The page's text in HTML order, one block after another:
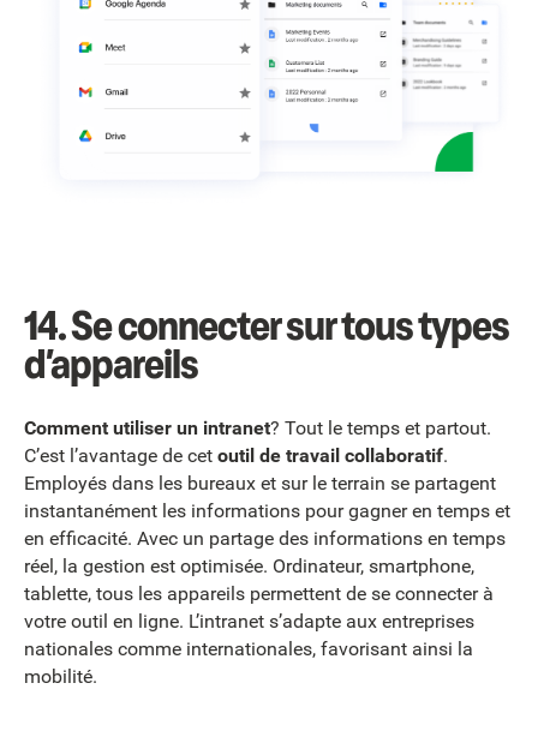
14.Se connecter sur tous types
d’appareils
Comment utiliser un intranet? Tout le temps et partout.
C’est l’avantage de cet outil de travail collaboratif.
Employés dans les bureaux et sur le terrain se partagent
instantanément les informations pour gagner en temps et
en efficacité. Avec un partage des informations en temps
réel, la gestion est optimisée. Ordinateur, smartphone,
tablette, tous les appareils permettent de se connecter à
votre outil en ligne. L’intranet s’adapte aux entreprises
nationales comme internationales, favorisant ainsi la
mobilité.